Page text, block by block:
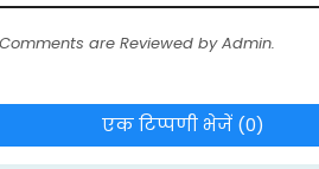
are Reviewed by Admin.
एक टिप्पणी भेजें (0)